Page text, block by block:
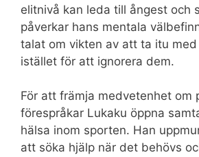
elitnivå kan leda till ångest och
påverkar hans mentala
talat om vikten av att ta itu
istället för att ignorera dem.
För att främja medvetenhet om
förespråkar Lukaku öppna
hälsa inom sporten. Han
att söka hjälp när det behövs